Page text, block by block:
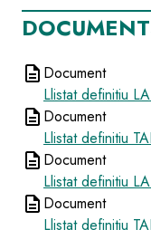
description Document
Llistat definitiu
description Document
Llistat definitiu
description Document
Llistat definitiu
description Document
Llistat definitiu